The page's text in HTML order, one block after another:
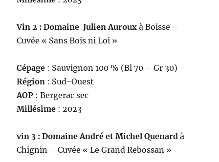
Vin 2 : Domaine Julien Aurouxà Boisse –
Cuvée « Sans Bois ni Loi »
Cépage : Sauvignon 100 % (Bl 70 – Gr 30)
Région : Sud-Ouest
AOP : Bergerac sec
Millésime : 2023
vin 3 : Domaine André et Michel Quenardà
Chignin – Cuvée « Le Grand Rebossan »